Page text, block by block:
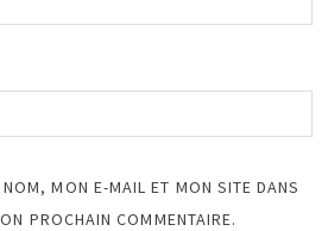
MON E-MAIL ET MON SITE DANS
PROCHAIN COMMENTAIRE.